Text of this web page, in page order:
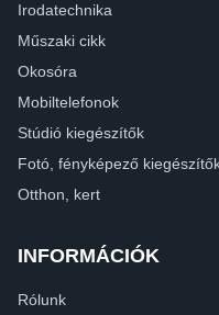
Irodatechnika
Műszaki cikk
Okosóra
Mobiltelefonok
Stúdió kiegészítők
Fotó, fényképező
Otthon, kert
INFORMÁCIÓK
Rólunk